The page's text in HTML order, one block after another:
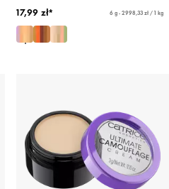
17,99 zł*
6 g - 2998,33 zł / 1 kg